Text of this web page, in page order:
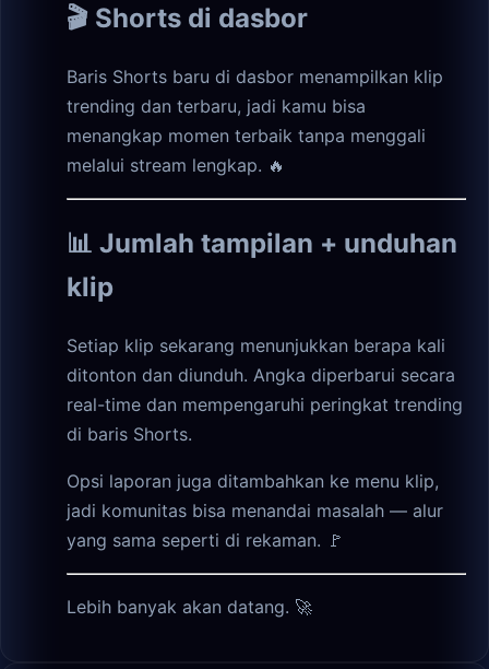
🎬 Shorts di dasbor
Baris Shorts baru di dasbor menampilkan klip
trending dan terbaru, jadi kamu bisa
menangkap momen terbaik tanpa menggali
melalui stream lengkap. 🔥
📊 Jumlah tampilan + unduhan
klip
Setiap klip sekarang menunjukkan berapa kali
ditonton dan diunduh. Angka diperbarui secara
real-time dan mempengaruhi peringkat trending
di baris Shorts.
Opsi laporan juga ditambahkan ke menu klip,
jadi komunitas bisa menandai masalah — alur
yang sama seperti di rekaman. 🚩
Lebih banyak akan datang. 🚀